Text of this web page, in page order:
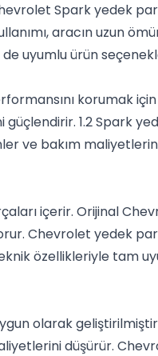
Spark yedek
aracın uzun
uyumlu ürün
korumak
1.2 Spark
ve bakım
içerir. Orijinal
Chevrolet yedek
özellikleriyle tam
olarak
düşürür.